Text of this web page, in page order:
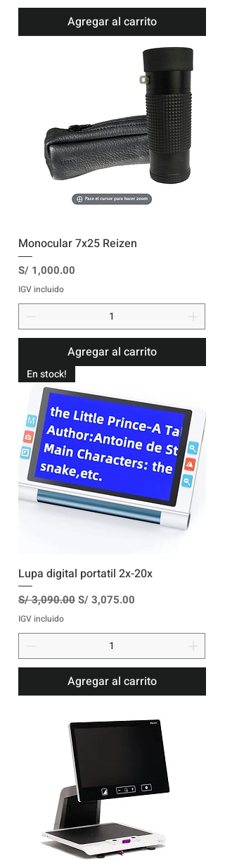
Agregar al carrito
Monocular 7x25 Reizen
Precio
S/ 1,000.00
IGV incluido
Agregar al carrito
En stock!
Lupa digital portatil 2x-20x
Precio
S/ 3,090.00Precio de oferta
S/ 3,075.00
IGV incluido
Agregar al carrito